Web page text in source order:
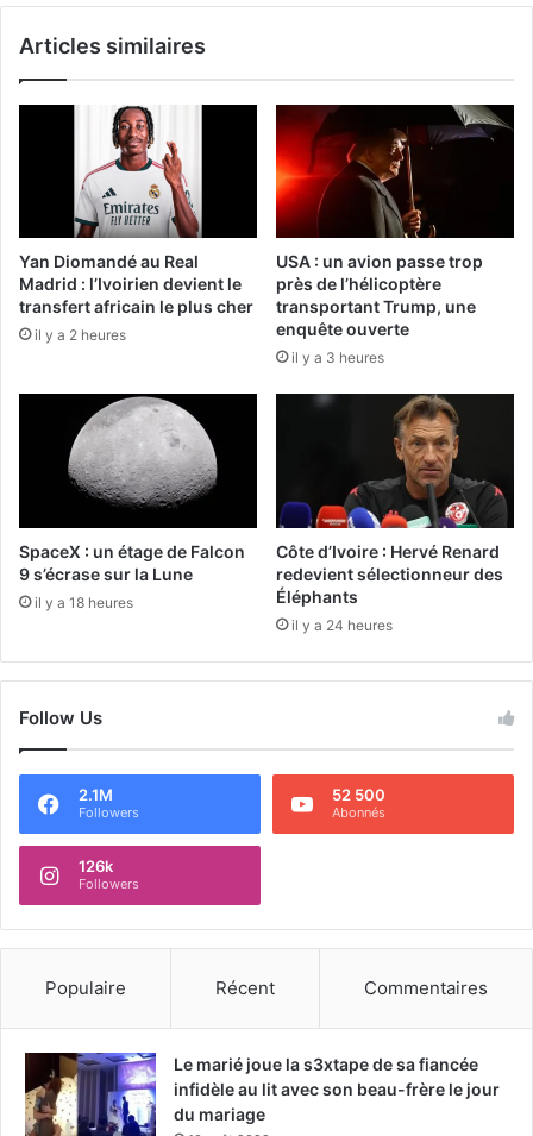
Articles similaires
Yan Diomandé au Real
Madrid : l’Ivoirien devient le
transfert africain le plus cher
il y a 2 heures
USA : un avion passe trop
près de l’hélicoptère
transportant Trump, une
enquête ouverte
il y a 3 heures
SpaceX : un étage de Falcon
9 s’écrase sur la Lune
il y a 18 heures
Côte d’Ivoire : Hervé Renard
redevient sélectionneur des
Éléphants
il y a 24 heures
Follow Us
2.1M
Followers
52 500
Abonnés
126k
Followers
Populaire Récent Commentaires
Le marié joue la s3xtape de sa fiancée
infidèle au lit avec son beau-frère le jour
du mariage